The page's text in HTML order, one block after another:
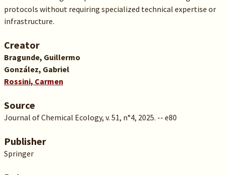
protocols without requiring specialized technical expertise or
infrastructure.
Creator
Bragunde, Guillermo
González, Gabriel
Rossini, Carmen
Source
Journal of Chemical Ecology, v. 51, n°4, 2025. -- e80
Publisher
Springer